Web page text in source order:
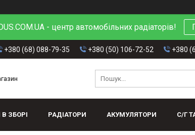
- центр автомобільних радіаторів!
+380 (68) 088-79-35 +380 (50) 106-72-52 +380
ЗБОРІ РАДІАТОРИ АКУМУЛЯТОРИ С/Г